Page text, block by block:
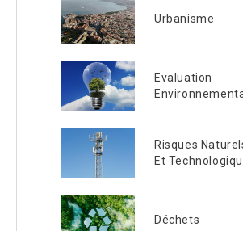
Urbanisme
Evaluation
Risques
Et
Déchets